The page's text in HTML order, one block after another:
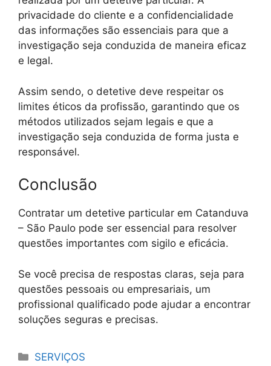
privacidade do cliente e a confidencialidade
das informações são essenciais para que a
investigação seja conduzida de maneira eficaz
e legal.
Assim sendo, o detetive deve respeitar os
limites éticos da profissão, garantindo que os
métodos utilizados sejam legais e que a
investigação seja conduzida de forma justa e
responsável.
Conclusão
Contratar um detetive particular em Catanduva
– São Paulo pode ser essencial para resolver
questões importantes com sigilo e eficácia.
Se você precisa de respostas claras, seja para
questões pessoais ou empresariais, um
profissional qualificado pode ajudar a encontrar
soluções seguras e precisas.
Categorias
SERVIÇOS